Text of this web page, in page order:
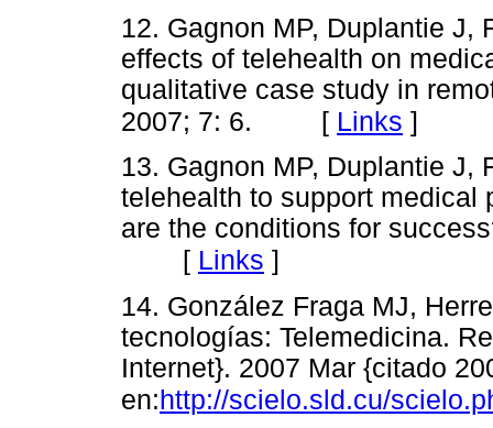
12. Gagnon MP, Duplantie J,
effects of telehealth on
qualitative case study in
2007; 7: 6.
[ Links ]
13. Gagnon MP, Duplantie J,
telehealth to support medical
are the conditions for
[ Links ]
14. González Fraga MJ,
tecnologías: Telemedicina.
Internet}. 2007 Mar {citado
en:http://scielo.sld.cu/